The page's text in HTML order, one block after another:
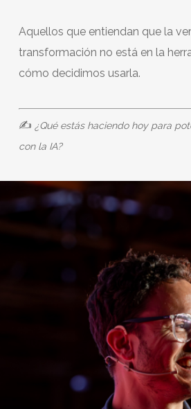
Aquellos que entiendan que la
transformación no está en la
cómo decidimos usarla.
✍️ ¿Qué estás haciendo hoy para
con la IA?